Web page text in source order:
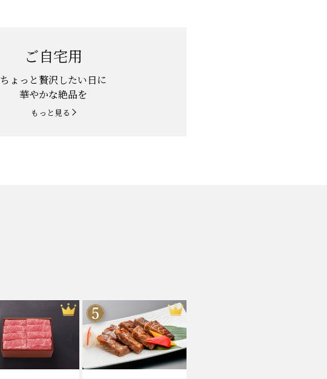
ご自宅用
ちょっと贅沢したい日に
華やかな絶品を
もっと見る